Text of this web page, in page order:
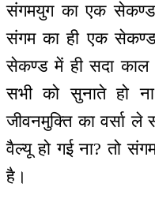
संगमयुग का एक सेकण्ड
संगम का ही एक सेकण्ड
सेकण्ड में ही सदा काल
सभी को सुनाते हो
जीवनमुक्ति का वर्सा
वैल्यू हो गई ना? तो
है।